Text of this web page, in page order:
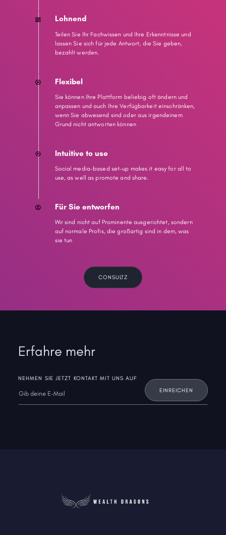
Lohnend
Teilen Sie Ihr Fachwissen und Ihre Erkenntnisse und
lassen Sie sich für jede Antwort, die Sie geben,
bezahlt werden.
Flexibel
Sie können Ihre Plattform beliebig oft ändern und
anpassen und auch Ihre Verfügbarkeit einschränken,
wenn Sie abwesend sind oder aus irgendeinem
Grund nicht antworten können
Intuitive to use
Social media-based set-up makes it easy for all to
use, as well as promote and share.
Für Sie entworfen
Wir sind nicht auf Prominente ausgerichtet, sondern
auf normale Profis, die großartig sind in dem, was
sie tun
CONSULTZ
Erfahre mehr
NEHMEN SIE JETZT KONTAKT MIT UNS AUF